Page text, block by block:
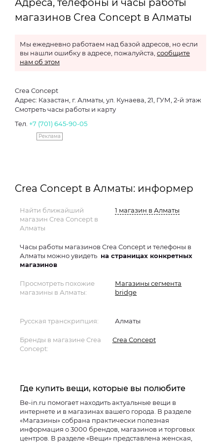
Адреса, телефоны и часы работы
магазинов Crea Concept в Алматы
Мы ежедневно работаем над базой адресов, но если
вы нашли ошибку в адресе, пожалуйста, сообщите
нам об этом
Crea Concept
Адрес: Казастан, г. Алматы, ул. Кунаева, 21, ГУМ, 2-й этаж
Смотреть часы работы и карту
Тел. +7 (701) 645-90-05
Реклама
Crea Concept в Алматы: информер
Найти ближайший
магазин Crea Concept в
Алматы
1 магазин в Алматы
Часы работы магазинов Crea Concept и телефоны в
Алматы можно увидеть на страницах конкретных
магазинов
Просмотреть похожие
магазины в Алматы:
Магазины сегмента
bridge
Русская транскрипция: Алматы
Бренды в магазине Crea
Concept:
Crea Concept
Где купить вещи, которые вы полюбите
Be-in.ru помогает находить актуальные вещи в
интернете и в магазинах вашего города. В разделе
«Магазины» собрана практически полезная
информация о 3000 брендов, магазинов и торговых
центров. В разделе «Вещи» представлена женская,